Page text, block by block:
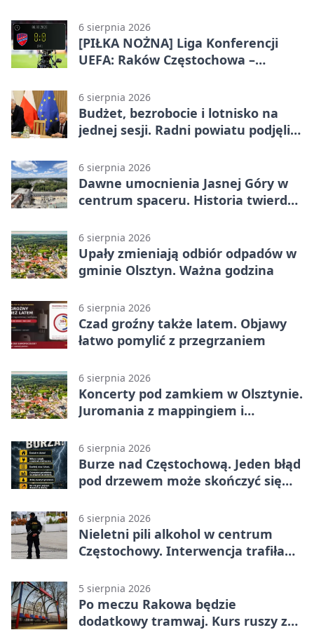
6 sierpnia 2026
[PIŁKA NOŻNA] Liga Konferencji
UEFA: Raków Częstochowa –
meczu III rundy eliminacji
6 sierpnia 2026
Budżet, bezrobocie i lotnisko na
jednej sesji. Radni powiatu podjęli
6 sierpnia 2026
Dawne umocnienia Jasnej Góry w
centrum spaceru. Historia twierdzy
6 sierpnia 2026
Upały zmieniają odbiór odpadów w
gminie Olsztyn. Ważna godzina
6 sierpnia 2026
Czad groźny także latem. Objawy
łatwo pomylić z przegrzaniem
6 sierpnia 2026
Koncerty pod zamkiem w Olsztynie.
Juromania z mappingiem i
6 sierpnia 2026
Burze nad Częstochową. Jeden błąd
pod drzewem może skończyć się
6 sierpnia 2026
Nieletni pili alkohol w centrum
Częstochowy. Interwencja trafiła
5 sierpnia 2026
Po meczu Rakowa będzie
dodatkowy tramwaj. Kurs ruszy ze